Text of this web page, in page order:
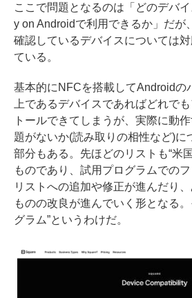
ここで問題となるのは「どのデバ
y on Androidで利用できるか」だが
確認しているデバイスについては
ている。
基本的にNFCを搭載してAndroidの
上であるデバイスであればどれで
トールできてしまうが、実際に動
題がないか(読み取りの相性など)に
部分もある。先ほどのリストも“米
ものであり、試用プログラムでの
リストへの追加や修正が進んだり
ものの改良が進んでいく形となる
グラム”というわけだ。